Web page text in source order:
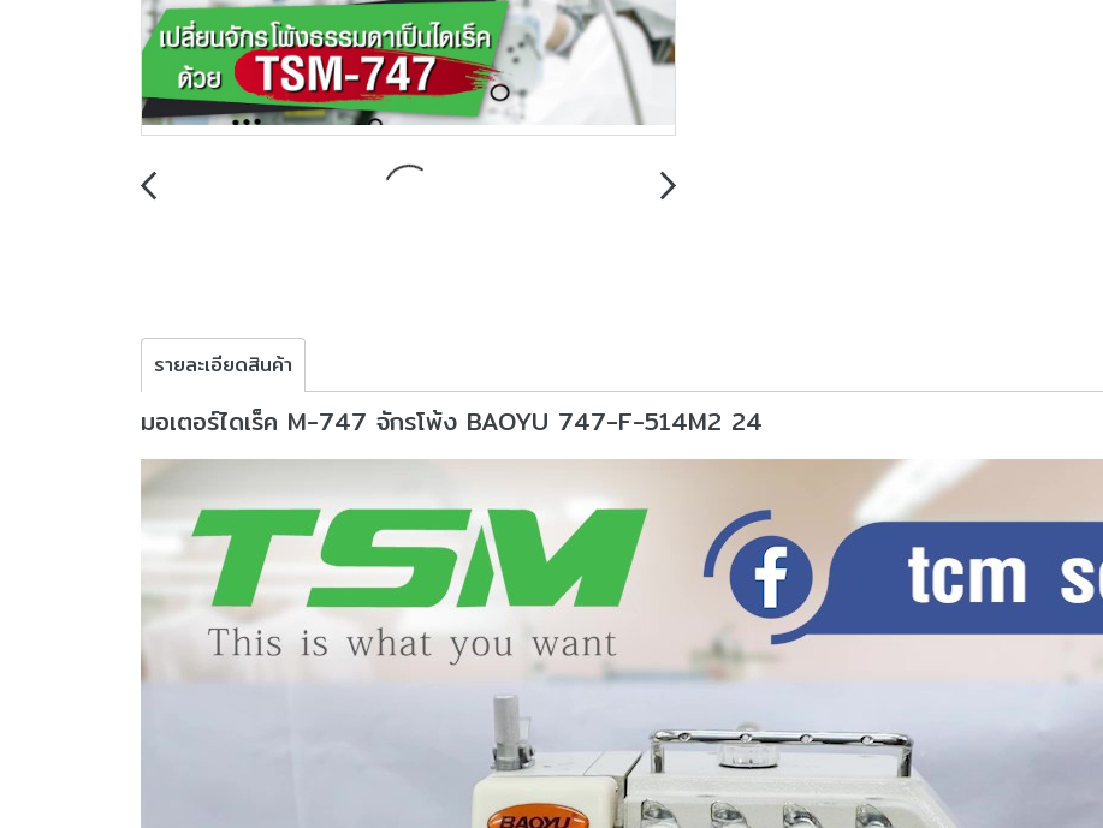
รายละเอียดสินค้า
มอเตอร์ไดเร็ค M-747 จักรโพ้ง BAOYU 747-F-514M2 24